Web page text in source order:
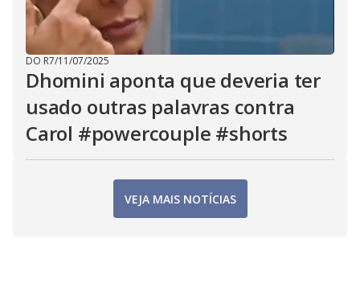
DO R7/11/07/2025
Dhomini aponta que deveria ter
usado outras palavras contra
Carol #powercouple #shorts
VEJA MAIS NOTÍCIAS